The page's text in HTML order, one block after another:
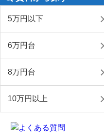
5万円以下
6万円台
8万円台
10万円以上